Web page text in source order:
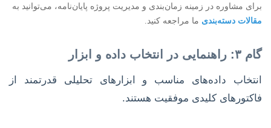
برای مشاوره در زمینه زمان‌بندی و مدیریت پروژه پایان‌نامه، می‌توانید به
مقالات دسته‌بندی ما مراجعه کنید.
گام ۳: راهنمایی در انتخاب داده و ابزار
انتخاب داده‌های مناسب و ابزارهای تحلیلی قدرتمند از
فاکتورهای کلیدی موفقیت هستند.